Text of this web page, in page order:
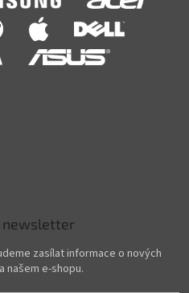
newsletter
zasílat informace o nových
našem e-shopu.